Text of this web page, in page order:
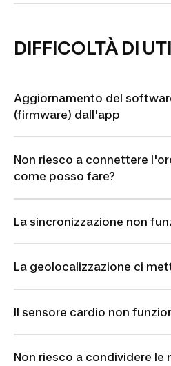
DIFFICOLTÀ DI
Aggiornamento del
(firmware) dall'app
Non riesco a connettere
come posso fare?
La sincronizzazione non
La geolocalizzazione ci
Il sensore cardio non
Non riesco a condividere